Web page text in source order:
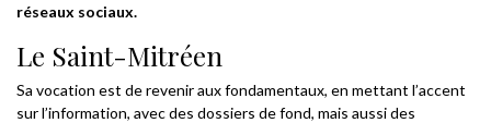
réseaux sociaux.
Le Saint-Mitréen
Sa vocation est de revenir aux fondamentaux, en mettant l’accent
sur l’information, avec des dossiers de fond, mais aussi des